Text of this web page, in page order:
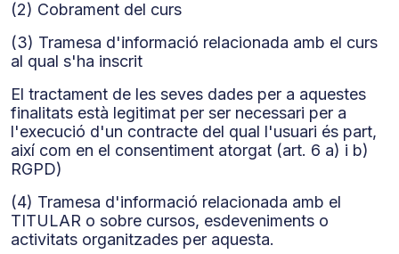
seu torn, ells la poden combinar amb altres dades que
que heu fet dels seus serveis.
(2) Cobrament del curs
(3) Tramesa d'informació relacionada amb el curs
al qual s'ha inscrit
El tractament de les seves dades per a aquestes
finalitats està legitimat per ser necessari per a
l'execució d'un contracte del qual l'usuari és part,
així com en el consentiment atorgat (art. 6 a) i b)
RGPD)
(4) Tramesa d'informació relacionada amb el
TITULAR o sobre cursos, esdeveniments o
activitats organitzades per aquesta.